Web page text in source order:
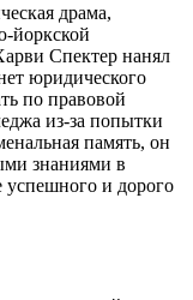
драма,
йоркской
Спектер нанял
юридического
по правовой
из-за попытки
память, он
знаниями в
успешного и дорого